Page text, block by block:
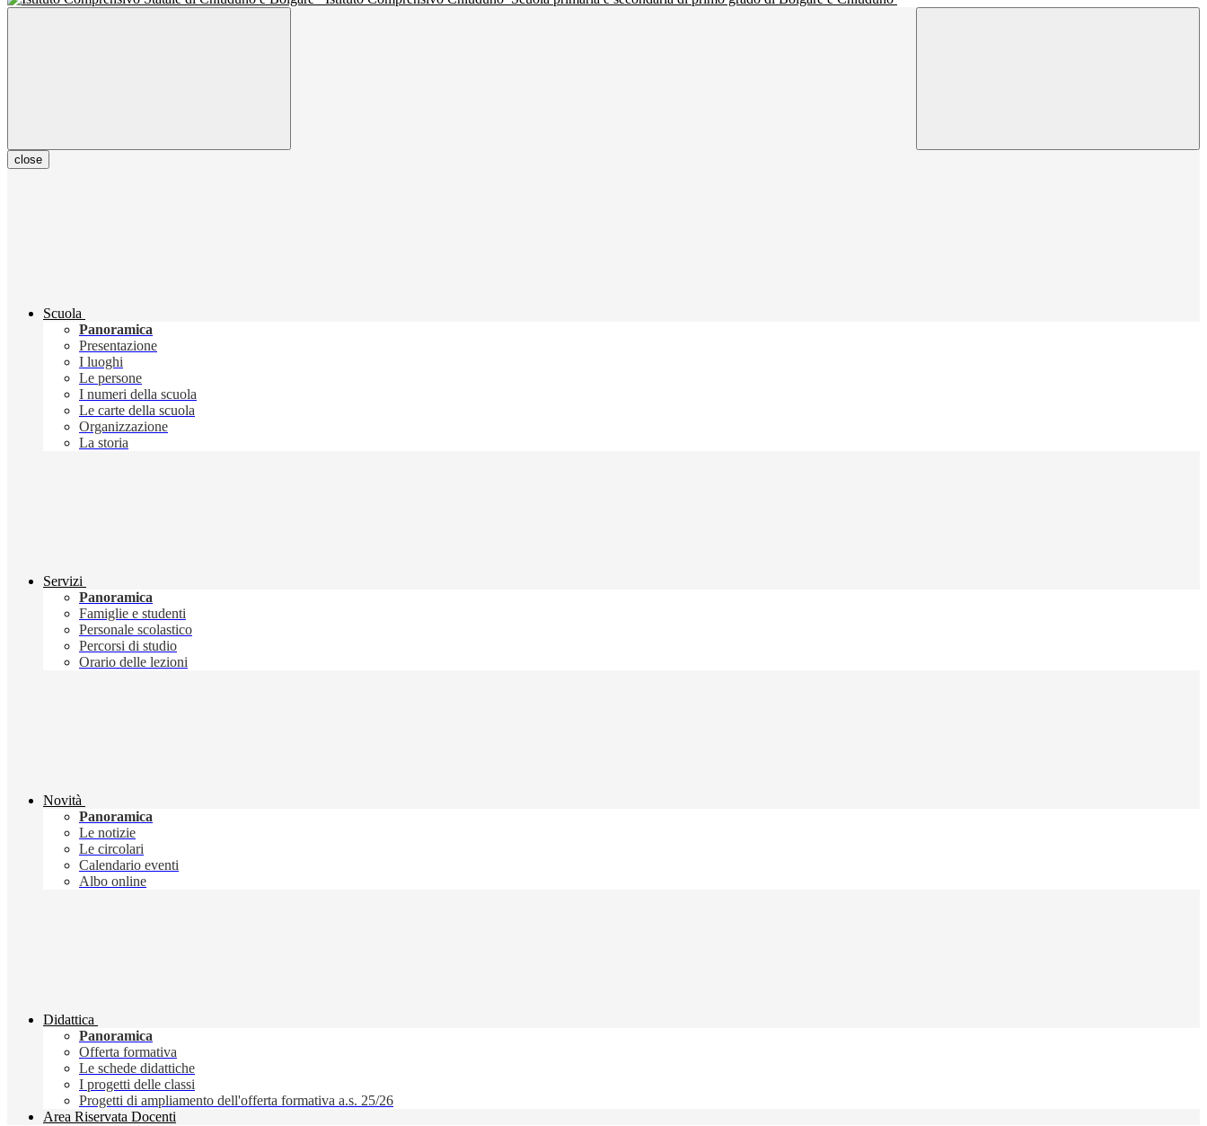
close
Scuola
Panoramica
Presentazione
I luoghi
Le persone
I numeri della scuola
Le carte della scuola
Organizzazione
La storia
Servizi
Panoramica
Famiglie e studenti
Personale scolastico
Percorsi di studio
Orario delle lezioni
Novità
Panoramica
Le notizie
Le circolari
Calendario eventi
Albo online
Didattica
Panoramica
Offerta formativa
Le schede didattiche
I progetti delle classi
Progetti di ampliamento dell'offerta formativa a.s. 25/26
Area Riservata Docenti